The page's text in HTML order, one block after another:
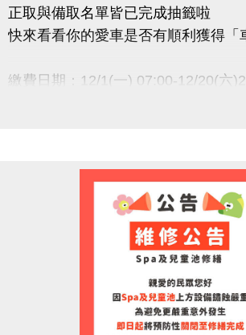
正取與備取名單皆已完成抽籤啦
快來看看你的愛車是否有順利獲得「
繳費日期：12/1(一) 07:00-12/20(六
● 正取者請務必於期限內完成繳費，
● 若正取者未於期限內完成繳費，將
● 承租權限限本人使用，不得轉讓
洽詢專線 : (03)263-9066 分機111